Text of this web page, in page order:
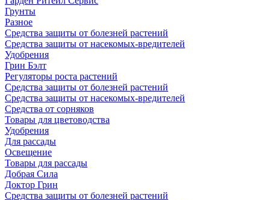
Грунты
Разное
Средства защиты от болезней растений
Средства защиты от насекомых-вредителей
Удобрения
Грин Бэлт
Регуляторы роста растений
Средства защиты от болезней растений
Средства защиты от насекомых-вредителей
Средства от сорняков
Товары для цветоводства
Удобрения
Для рассады
Освещение
Товары для рассады
Добрая Сила
Доктор Грин
Средства защиты от болезней растений